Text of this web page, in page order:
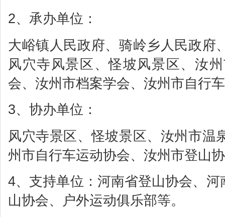
2、承办单位：
大峪镇人民政府、骑岭乡人民政府
风穴寺风景区、怪坡风景区、汝
会、汝州市档案学会、汝州市自行
3、协办单位：
风穴寺景区、怪坡景区、汝州市温
州市自行车运动协会、汝州市登山
4、支持单位：河南省登山协会、
山协会、户外运动俱乐部等。